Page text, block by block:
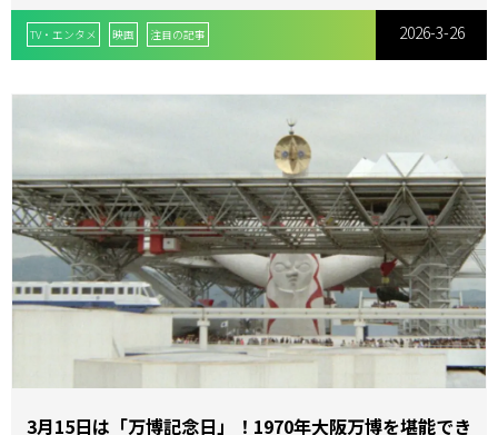
TV・エンタメ 映画 注目の記事 2026-3-26
3月15日は「万博記念日」！1970年大阪万博を堪能でき